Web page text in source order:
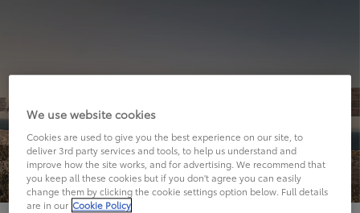
We use website cookies
Cookies are used to give you the best experience on our site, to
deliver 3rd party services and tools, to help us understand and
improve how the site works, and for advertising. We recommend that
you keep all these cookies but if you don't agree you can easily
change them by clicking the cookie settings option below. Full details
are in our Cookie Policy